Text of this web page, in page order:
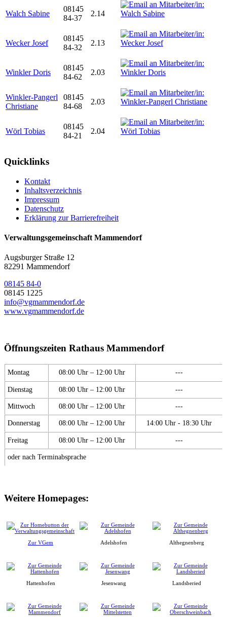
Walch Sabine
08145
84-37
2.14
Wecker Josef
08145
84-32
2.13
Winkler Doris
08145
84-62
2.03
Winkler-Pangerl
Christiane
08145
84-68
2.03
Wörl Tobias
08145
84-21
2.04
Quicklinks
Kontakt
Inhaltsverzeichnis
Impressum
Datenschutz
Erklärung zur Barrierefreiheit
Verwaltungsgemeinschaft Mammendorf
Augsburger Straße 12
82291 Mammendorf
08145 84-0
08145 1225
info@vgmammendorf.de
www.vgmammendorf.de
Öffnungszeiten Rathaus Mammendorf
Montag 08:00 Uhr – 12:00 Uhr ---
Dienstag 08:00 Uhr – 12:00 Uhr ---
Mittwoch 08:00 Uhr – 12:00 Uhr ---
Donnerstag 08:00 Uhr – 12:00 Uhr 14:00 Uhr - 18:30 Uhr
Freitag 08:00 Uhr – 12:00 Uhr ---
oder nach Terminabsprache
Weitere Homepages:
Zur VGem Adelshofen Althegnenberg
Hattenhofen Jesenwang Landsberied